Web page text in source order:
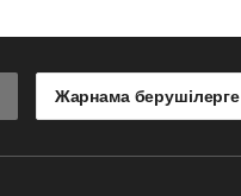
Жарнама берушілерге